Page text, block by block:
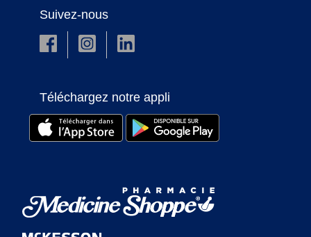
Suivez-nous
Téléchargez notre appli